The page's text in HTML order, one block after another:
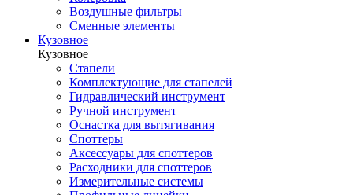
Воздушные фильтры
Сменные элементы
Кузовное
Кузовное
Стапели
Комплектующие для стапелей
Гидравлический инструмент
Ручной инструмент
Оснастка для вытягивания
Споттеры
Аксессуары для споттеров
Расходники для споттеров
Измерительные системы